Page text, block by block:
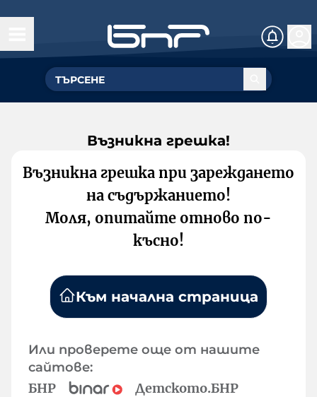
Възникна грешка!
Възникна грешка при зареждането
на съдържанието!
Моля, опитайте отново по-
късно!
Към начална страница
Или проверете още от нашите
сайтове:
БНР
Детското.БНР